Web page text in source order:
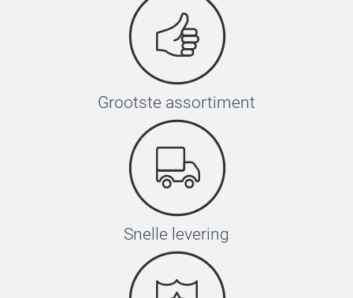
Grootste assortiment
Snelle levering